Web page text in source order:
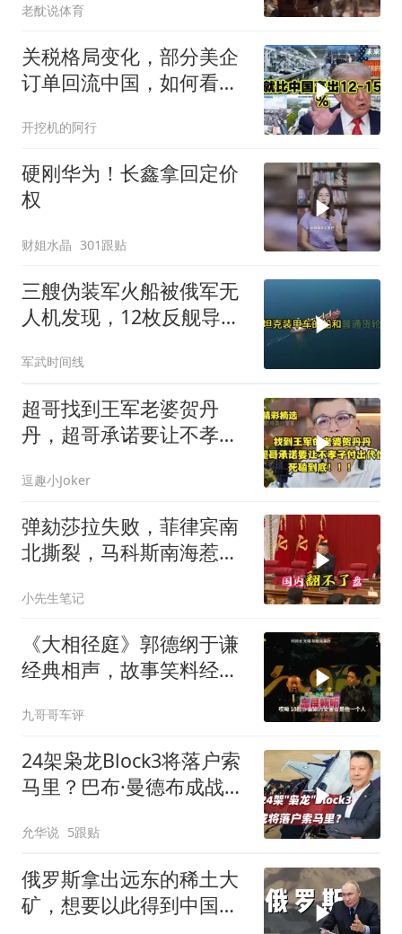
轰-6K已挂弹
老酖说体育
关税格局变化，部分美企
订单回流中国，如何看待
听听
开挖机的阿行
硬刚华为！长鑫拿回定价
权
财姐水晶 301跟贴
三艘伪装军火船被俄军无
人机发现，12枚反舰导弹
遭重锤
军武时间线
超哥找到王军老婆贺丹
丹，超哥承诺要让不孝子
逗趣小Joker
弹劾莎拉失败，菲律宾南
北撕裂，马科斯南海惹
小先生笔记
《大相径庭》郭德纲于谦
经典相声，故事笑料经典
九哥哥车评
24架枭龙Block3将落户索
马里？巴布·曼德布成战略
允华说 5跟贴
俄罗斯拿出远东的稀土大
矿，想要以此得到中国独